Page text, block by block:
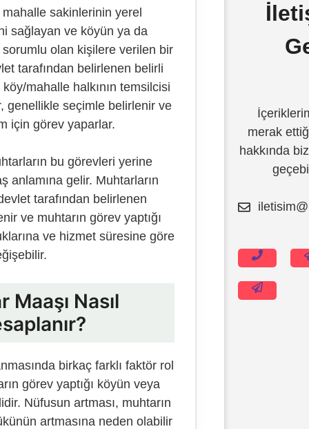
İçeriğe
atla
sakinlerinin yerel
sağlayan ve köyün ya da
olan kişilere verilen bir
tarafından belirlenen belirli
mahalle halkının temsilcisi
genellikle seçimle belirlenir ve
için görev yaparlar.
bu görevleri yerine
anlamına gelir. Muhtarların
tarafından belirlenen
ve muhtarın görev yaptığı
ve hizmet süresine göre
Maaşı Nasıl
birkaç farklı faktör rol
görev yaptığı köyün veya
Nüfusun artması, muhtarın
artmasına neden olabilir
merak
hakkında